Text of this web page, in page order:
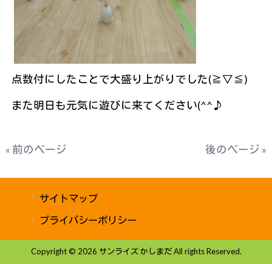
点数付にしたことで大盛り上がりでした(≧▽≦)
また明日も元気に遊びに来てください(^^♪
« 前のページ 後のページ »
サイトマップ
プライバシーポリシー
Copyright © 2026 サンライズ かしまだ All rights Reserved.